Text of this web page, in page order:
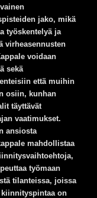
jako, mikä
työskentelyä ja
virheasennusten
voidaan
sekä
että muihin
osiin, kunhan
täyttävät
vaatimukset.
ansiosta
mahdollistaa
työmaan
tilanteissa, joissa
on